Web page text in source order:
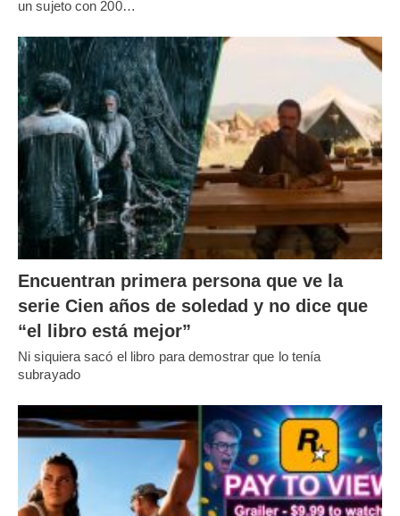
un sujeto con 200…
Encuentran primera persona que ve la
serie Cien años de soledad y no dice que
“el libro está mejor”
Ni siquiera sacó el libro para demostrar que lo tenía
subrayado